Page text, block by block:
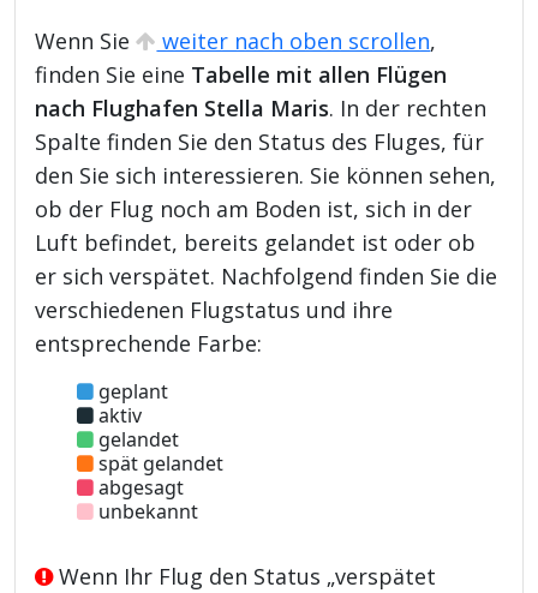
Wenn Sie weiter nach oben scrollen,
finden Sie eine Tabelle mit allen Flügen
nach Flughafen Stella Maris. In der rechten
Spalte finden Sie den Status des Fluges, für
den Sie sich interessieren. Sie können sehen,
ob der Flug noch am Boden ist, sich in der
Luft befindet, bereits gelandet ist oder ob
er sich verspätet. Nachfolgend finden Sie die
verschiedenen Flugstatus und ihre
entsprechende Farbe:
geplant
aktiv
gelandet
spät gelandet
abgesagt
unbekannt
Wenn Ihr Flug den Status „verspätet